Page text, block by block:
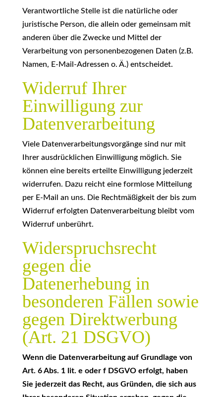
Verantwortliche Stelle ist die natürliche oder
juristische Person, die allein oder gemeinsam mit
anderen über die Zwecke und Mittel der
Verarbeitung von personenbezogenen Daten (z.B.
Namen, E-Mail-Adressen o. Ä.) entscheidet.
Widerruf Ihrer
Einwilligung zur
Datenverarbeitung
Viele Datenverarbeitungsvorgänge sind nur mit
Ihrer ausdrücklichen Einwilligung möglich. Sie
können eine bereits erteilte Einwilligung jederzeit
widerrufen. Dazu reicht eine formlose Mitteilung
per E-Mail an uns. Die Rechtmäßigkeit der bis zum
Widerruf erfolgten Datenverarbeitung bleibt vom
Widerruf unberührt.
Widerspruchsrecht
gegen die
Datenerhebung in
besonderen Fällen sowie
gegen Direktwerbung
(Art. 21 DSGVO)
Wenn die Datenverarbeitung auf Grundlage von
Art. 6 Abs. 1 lit. e oder f DSGVO erfolgt, haben
Sie jederzeit das Recht, aus Gründen, die sich aus